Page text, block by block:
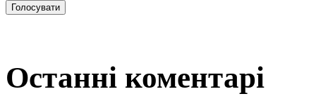
Останні коментарі